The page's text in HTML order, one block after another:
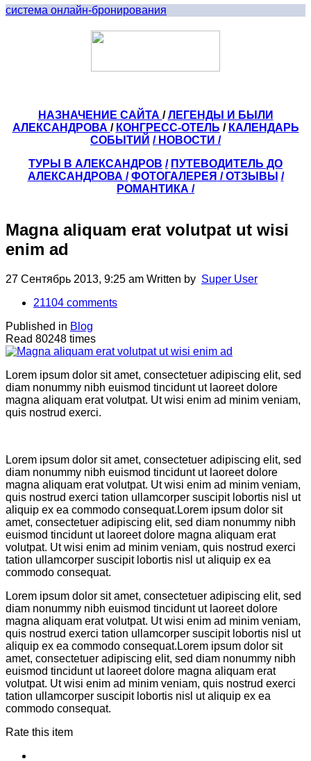
система онлайн-бронирования
НАЗНАЧЕНИЕ САЙТА /ЛЕГЕНДЫ И БЫЛИ
АЛЕКСАНДРОВА / КОНГРЕСС-ОТЕЛЬ / КАЛЕНДАРЬ
СОБЫТИЙ / НОВОСТИ /
ТУРЫ В АЛЕКСАНДРОВ / ПУТЕВОДИТЕЛЬ ДО
АЛЕКСАНДРОВА / ФОТОГАЛЕРЕЯ /ОТЗЫВЫ /
РОМАНТИКА /
Magna aliquam erat volutpat ut wisi
enim ad
27 Сентябрь 2013, 9:25 am Written by Super User
21104 comments
Published in Blog
Read 80248 times
Lorem ipsum dolor sit amet, consectetuer adipiscing elit, sed
diam nonummy nibh euismod tincidunt ut laoreet dolore
magna aliquam erat volutpat. Ut wisi enim ad minim veniam,
quis nostrud exerci.
Lorem ipsum dolor sit amet, consectetuer adipiscing elit, sed
diam nonummy nibh euismod tincidunt ut laoreet dolore
magna aliquam erat volutpat. Ut wisi enim ad minim veniam,
quis nostrud exerci tation ullamcorper suscipit lobortis nisl ut
aliquip ex ea commodo consequat.Lorem ipsum dolor sit
amet, consectetuer adipiscing elit, sed diam nonummy nibh
euismod tincidunt ut laoreet dolore magna aliquam erat
volutpat. Ut wisi enim ad minim veniam, quis nostrud exerci
tation ullamcorper suscipit lobortis nisl ut aliquip ex ea
commodo consequat.
Lorem ipsum dolor sit amet, consectetuer adipiscing elit, sed
diam nonummy nibh euismod tincidunt ut laoreet dolore
magna aliquam erat volutpat. Ut wisi enim ad minim veniam,
quis nostrud exerci tation ullamcorper suscipit lobortis nisl ut
aliquip ex ea commodo consequat.Lorem ipsum dolor sit
amet, consectetuer adipiscing elit, sed diam nonummy nibh
euismod tincidunt ut laoreet dolore magna aliquam erat
volutpat. Ut wisi enim ad minim veniam, quis nostrud exerci
tation ullamcorper suscipit lobortis nisl ut aliquip ex ea
commodo consequat.
Rate this item